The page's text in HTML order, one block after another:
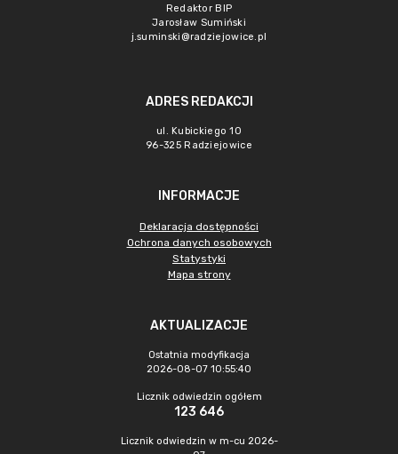
Redaktor BIP
Jarosław Sumiński
j.suminski@radziejowice.pl
ADRES REDAKCJI
ul. Kubickiego 10
96-325 Radziejowice
INFORMACJE
Deklaracja dostępności
Ochrona danych osobowych
Statystyki
Mapa strony
AKTUALIZACJE
Ostatnia modyfikacja
2026-08-07 10:55:40
Licznik odwiedzin ogółem
123 646
Licznik odwiedzin w m-cu 2026-